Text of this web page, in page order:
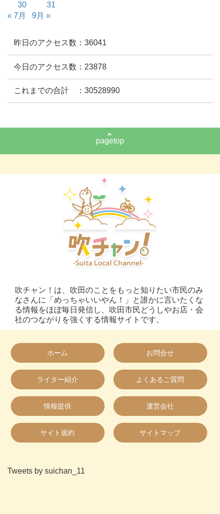
30
31
« 7月
9月 »
昨日のアクセス数：36041
今日のアクセス数：23878
これまでの合計 ：30528990
pagetop
吹チャン！は、吹田のことをもっと知りたい市民のみ
なさんに「めっちゃいいやん！」と誰かに言いたくな
る情報をほぼ毎日発信し、吹田市民どうしやお店・会
社のつながりを強くする情報サイトです。
ホーム お問合せ
ライター紹介 よくあるご質問
情報提供 運営会社
サイト規約 サイトマップ
Tweets by suichan_11